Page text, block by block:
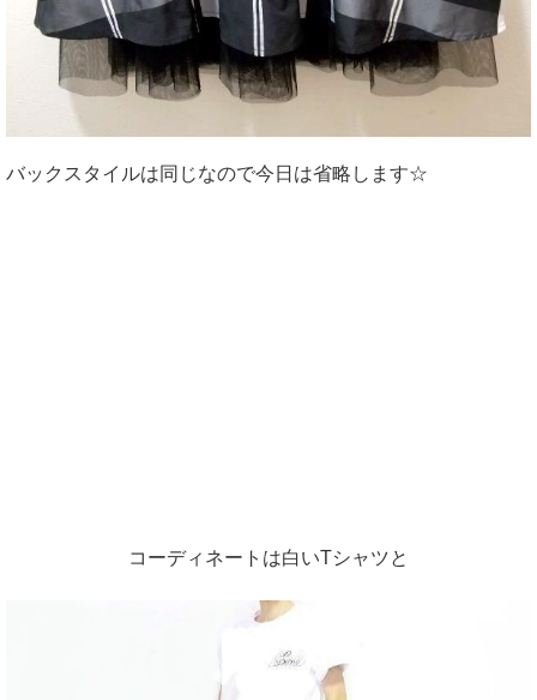
バックスタイルは同じなので今日は省略します☆
コーディネートは白いTシャツと